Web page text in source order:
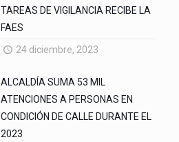
TAREAS DE VIGILANCIA RECIBE LA
FAES
24 diciembre, 2023
ALCALDÍA SUMA 53 MIL
ATENCIONES A PERSONAS EN
CONDICIÓN DE CALLE DURANTE EL
2023